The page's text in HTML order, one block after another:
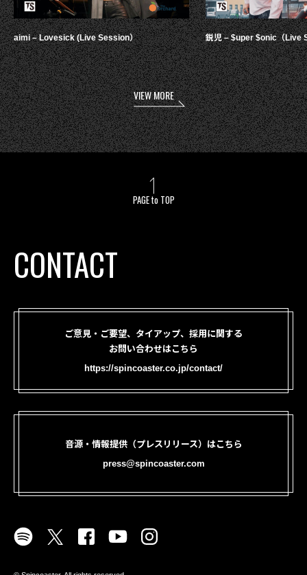
aimi – Lovesick (Live Session） 鋭児 – $uper $onic（Live
VIEW MORE
PAGE to TOP
CONTACT
ご意見・ご要望、タイアップ、採用に関する
お問い合わせはこちら
https://spincoaster.co.jp/contact/
音源・情報提供（プレスリリース）はこちら
press@spincoaster.com